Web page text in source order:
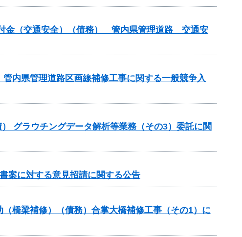
金（交通安全）（債務） 管内県管理道路 交通安
内県管理道路区画線補修工事に関する一般競争入
グラウチングデータ解析等業務（その3）委託に関
案に対する意見招請に関する公告
橋梁補修）（債務）合掌大橋補修工事（その1）に